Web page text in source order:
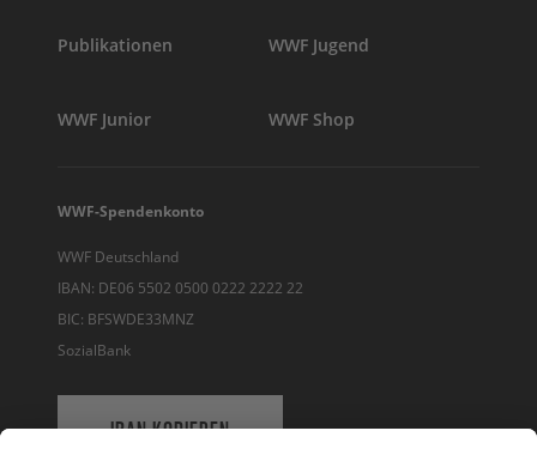
Publikationen WWF Jugend
WWF Junior WWF Shop
WWF-Spendenkonto
WWF Deutschland
IBAN: DE06 5502 0500 0222 2222 22
BIC: BFSWDE33MNZ
SozialBank
IBAN KOPIEREN